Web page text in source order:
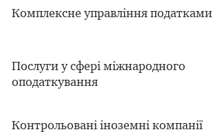
Комплексне управління податками
Послуги у сфері міжнародного
оподаткування
Контрольовані іноземні компанії